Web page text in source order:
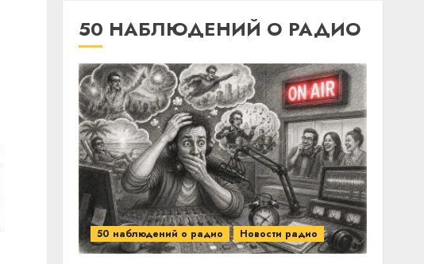
50 НАБЛЮДЕНИЙ О РАДИО
50 наблюдений о радио Новости радио